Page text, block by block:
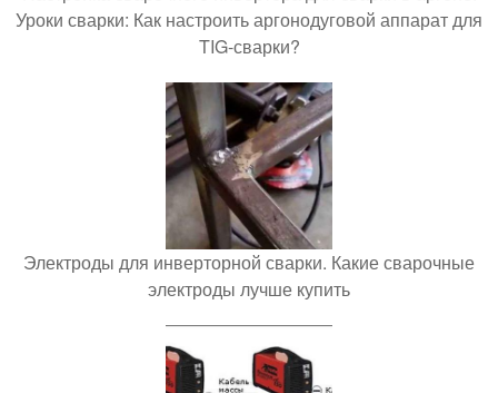
Уроки сварки: Как настроить аргонодуговой аппарат для
TIG-сварки?
Электроды для инверторной сварки. Какие сварочные
электроды лучше купить